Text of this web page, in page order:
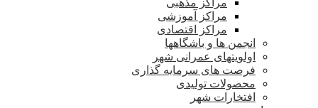
مراکز آموزشی
مراکز اقتصادی
انجمن ها و باشگاهها
اولویتهای عمرانی شهر
فرصت های سرمایه گذاری
محصولات تولیدی
افتخارات شهر